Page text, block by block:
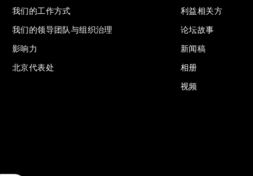
我们的工作方式
我们的领导团队与组织治理
影响力
北京代表处
利益相关方
论坛故事
新闻稿
相册
视频